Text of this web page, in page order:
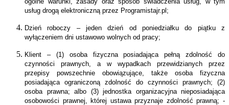
usług drogą elektroniczną przez Programistajr.pl;
Dzień roboczy – jeden dzień od poniedziałku do piątku z
wyłączeniem dni ustawowo wolnych od pracy;
Klient – (1) osoba fizyczna posiadająca pełną zdolność do
czynności prawnych, a w wypadkach przewidzianych przez
przepisy powszechnie obowiązujące, także osoba fizyczna
posiadająca ograniczoną zdolność do czynności prawnych; (2)
osoba prawna; albo (3) jednostka organizacyjna nieposiadająca
osobowości prawnej, której ustawa przyznaje zdolność prawną; -